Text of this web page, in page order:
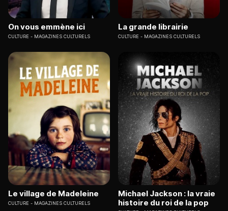
On vous emmène ici
CULTURE MAGAZINES CULTURELS
La grande librairie
CULTURE MAGAZINES CULTURELS
Le village de Madeleine
CULTURE MAGAZINES CULTURELS
Michael Jackson : la vraie
histoire du roi de la pop